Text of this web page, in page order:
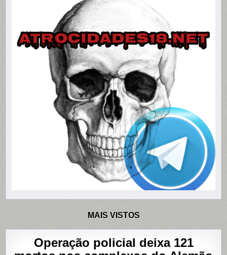
MAIS VISTOS
Operação policial deixa 121